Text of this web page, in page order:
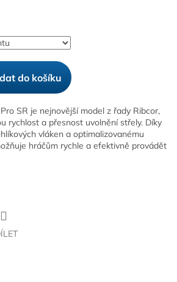
do košíku
SR je nejnovější model z řady Ribcor,
rychlost a přesnost uvolnění střely. Díky
vláken a optimalizovanému
hráčům rychle a efektivně provádět